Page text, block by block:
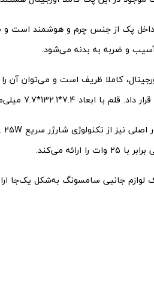
پک از جنس چرم و هوشمند است و
و ضربه به بدنه می‌شود.
کاملا ظریف است و می‌توان
ابعاد 7.4*132.1*7.7 میلی‌متر ارائه شده و کمتر از 7 گرم وزن دارد.
وات را ارائه می‌کند.
لوازم جانبی سامسونگ به‌شکل یک‌جا